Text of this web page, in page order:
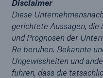
Disclaimer
Diese
gerichtete Aussagen, die
und Prognosen der
Re beruhen. Bekannte
Ungewissheiten und
führen, dass die